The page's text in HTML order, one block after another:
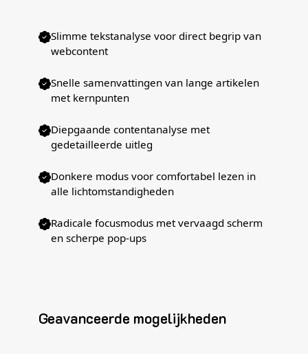
Slimme tekstanalyse voor direct begrip van
webcontent
Snelle samenvattingen van lange artikelen
met kernpunten
Diepgaande contentanalyse met
gedetailleerde uitleg
Donkere modus voor comfortabel lezen in
alle lichtomstandigheden
Radicale focusmodus met vervaagd scherm
en scherpe pop-ups
Geavanceerde mogelijkheden